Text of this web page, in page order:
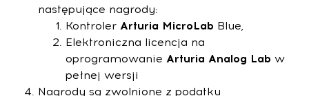
następujące nagrody:
Kontroler Arturia MicroLab Blue,
Elektroniczna licencja na
oprogramowanie Arturia Analog Lab w
pełnej wersji
Nagrody są zwolnione z podatku